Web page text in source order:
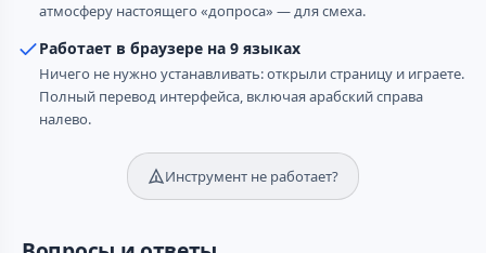
атмосферу настоящего «допроса» — для смеха.
Работает в браузере на 9 языках
Ничего не нужно устанавливать: открыли страницу и играете.
Полный перевод интерфейса, включая арабский справа
налево.
Инструмент не работает?